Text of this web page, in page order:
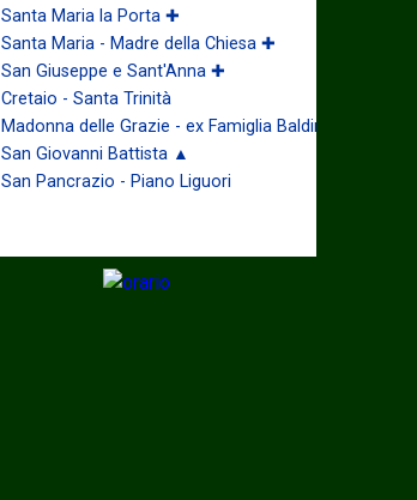
Santa Maria la Porta ✚
Santa Maria - Madre della Chiesa ✚
San Giuseppe e Sant'Anna ✚
Cretaio - Santa Trinità
Madonna delle Grazie - ex Famiglia Baldino
San Giovanni Battista ▲
San Pancrazio - Piano Liguori